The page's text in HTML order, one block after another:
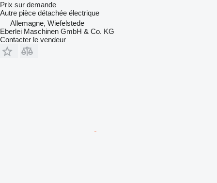
Prix sur demande
Autre pièce détachée électrique
Allemagne, Wiefelstede
Eberlei Maschinen GmbH & Co. KG
Contacter le vendeur